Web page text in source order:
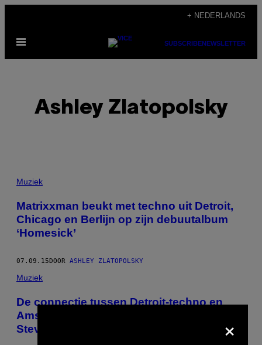
de
+ NEDERLANDS
Open
SUBSCRIBENEWSLETTER
Ashley Zlatopolsky
POSTS
BY
THIS
Muziek
Matrixxman beukt met techno uit Detroit,
Chicago en Berlijn op zijn debuutalbum
‘Homesick’
07.09.15DOOR ASHLEY ZLATOPOLSKY
Muziek
De connectie tussen Detroit-techno en
Amsterdam heeft van alles te maken met
Steve Rachmad
×